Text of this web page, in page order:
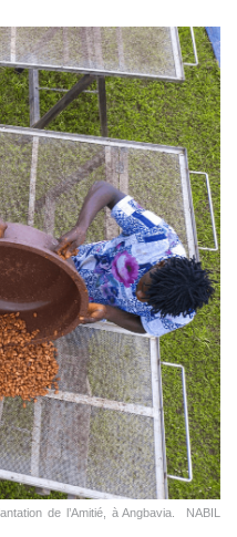
de l’Amitié, à Angbavia. NABIL